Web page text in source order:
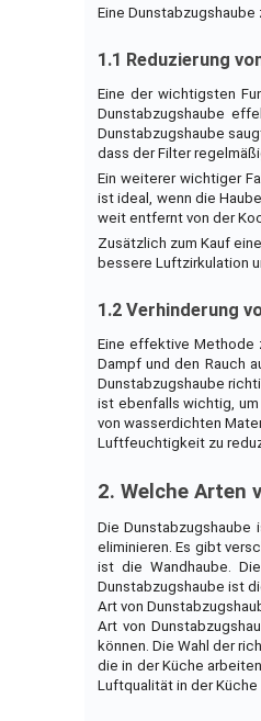
Eine
1.1 Reduzierung
Eine der wichtigsten
Dunstabzugshaube
Dunstabzugshaube
dass der Filter
Ein weiterer wichtiger
ist ideal, wenn die
weit entfernt von der
Zusätzlich zum Kauf
bessere Luftzirkulation
1.2 Verhinderung
Eine effektive Methode
Dampf und den Rauch
Dunstabzugshaube
ist ebenfalls wichtig, um
von wasserdichten
Luftfeuchtigkeit zu
2. Welche Arten
Die Dunstabzugshaube
eliminieren. Es gibt
ist die Wandhaube.
Dunstabzugshaube ist
Art von
Art von
können. Die Wahl der
die in der Küche
Luftqualität in der